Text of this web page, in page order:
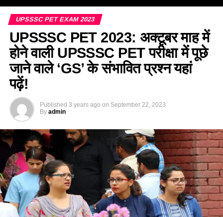
UPSSSC PET EXAM 2023
UPSSSC PET 2023: अक्टूबर माह में
होने वाली UPSSSC PET परीक्षा में पूछे
जाने वाले ‘GS’ के संभावित प्रश्न यहां
पढ़ें!
Published 3 years ago on September 22, 2023
By admin